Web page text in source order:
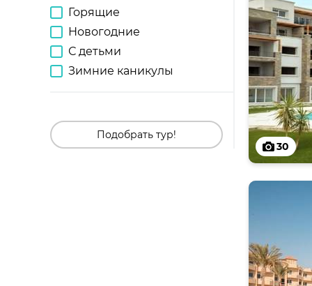
Горящие
Новогодние
С детьми
Зимние каникулы
Подобрать тур!
30